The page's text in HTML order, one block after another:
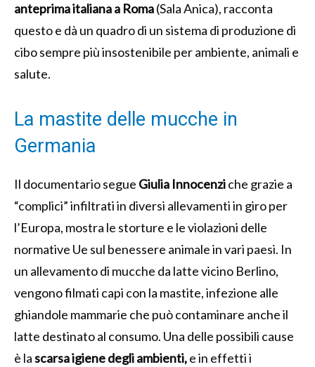
anteprima italiana a Roma(Sala Anica), racconta
questo e dà un quadro di un sistema di produzione di
cibo sempre più insostenibile per ambiente, animali e
salute.
La mastite delle mucche in
Germania
Il documentario segue Giulia Innocenziche grazie a
“complici” infiltrati in diversi allevamenti in giro per
l’Europa, mostra le storture e le violazioni delle
normative Ue sul benessere animale in vari paesi. In
un allevamento di mucche da latte vicino Berlino,
vengono filmati capi con la mastite, infezione alle
ghiandole mammarie che può contaminare anche il
latte destinato al consumo. Una delle possibili cause
è lascarsa igiene degli ambienti,e in effetti i